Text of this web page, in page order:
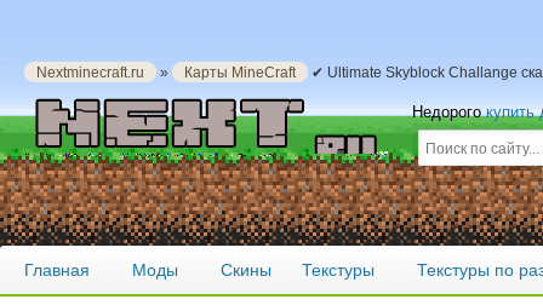
Nextminecraft.ru » Карты MineCraft ✔ Ultimate Skyblock Challange
Недорогокупить
Главная Моды Скины Текстуры Текстуры по